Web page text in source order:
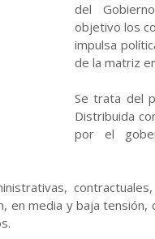
del
objetivo los
impulsa
de la matriz
Se trata del
Distribuida
por el
en media y baja